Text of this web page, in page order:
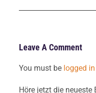
Leave A Comment
You must be logged in
Höre jetzt die neueste